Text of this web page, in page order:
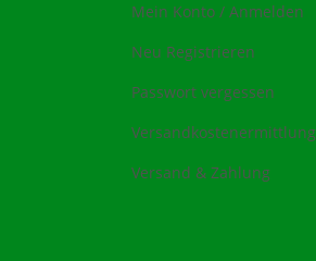
Mein Konto / Anmelden
Neu Registrieren
Passwort vergessen
Versandkostenermittlung
Versand & Zahlung